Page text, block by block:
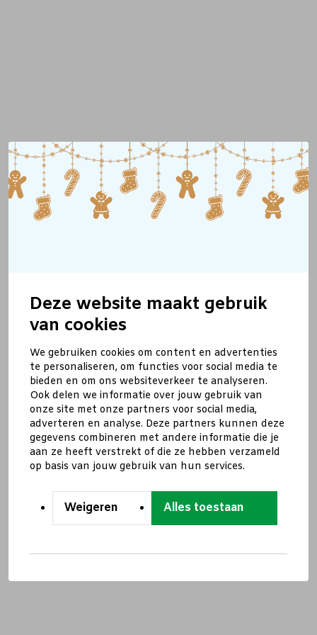
Deze website maakt gebruik
van cookies
We gebruiken cookies om content en advertenties
te personaliseren, om functies voor social media te
bieden en om ons websiteverkeer te analyseren.
Ook delen we informatie over jouw gebruik van
onze site met onze partners voor social media,
adverteren en analyse. Deze partners kunnen deze
gegevens combineren met andere informatie die je
aan ze heeft verstrekt of die ze hebben verzameld
op basis van jouw gebruik van hun services.
Weigeren Alles toestaan